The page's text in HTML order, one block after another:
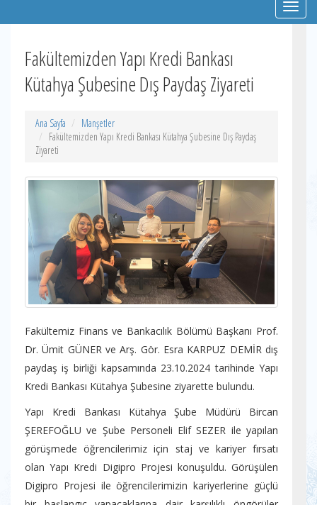
Fakültemizden Yapı Kredi Bankası
Kütahya Şubesine Dış Paydaş Ziyareti
Ana Sayfa
Manşetler
Fakültemizden Yapı Kredi Bankası Kütahya Şubesine Dış Paydaş
Ziyareti
Fakültemiz Finans ve Bankacılık Bölümü Başkanı Prof.
Dr. Ümit GÜNER ve Arş. Gör. Esra KARPUZ DEMİR dış
paydaş iş birliği kapsamında 23.10.2024 tarihinde Yapı
Kredi Bankası Kütahya Şubesine ziyarette bulundu.
Yapı Kredi Bankası Kütahya Şube Müdürü Bircan
ŞEREFOĞLU ve Şube Personeli Elif SEZER ile yapılan
görüşmede öğrencilerimiz için staj ve kariyer fırsatı
olan Yapı Kredi Digipro Projesi konuşuldu. Görüşülen
Digipro Projesi ile öğrencilerimizin kariyerlerine güçlü